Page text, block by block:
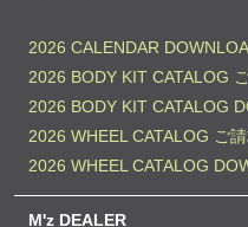
2026 CALENDAR
2026 BODY KIT CATALOG
2026 BODY KIT CATALOG
2026 WHEEL CATALOG ご
2026 WHEEL CATALOG
M'z DEALER